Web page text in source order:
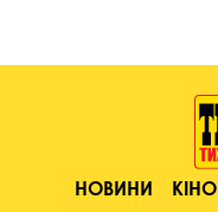
НОВИНИ КІНО